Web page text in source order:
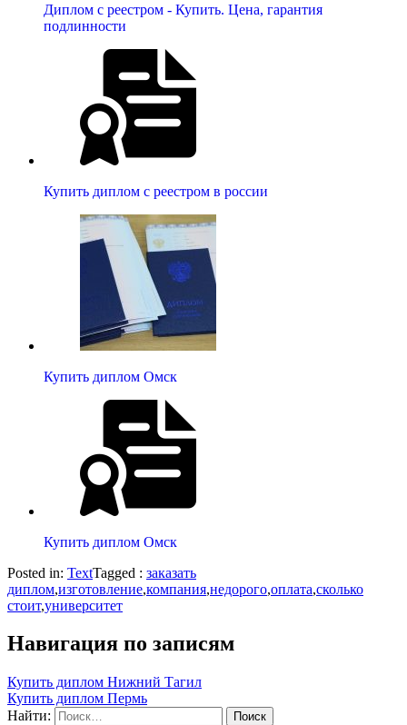
Диплом с реестром - Купить. Цена, гарантия
подлинности
Купить диплом с реестром в россии
Купить диплом Омск
Купить диплом Омск
Posted in: TextTagged : заказать
диплом,изготовление,компания,недорого,оплата,сколько
стоит,университет
Навигация по записям
Купить диплом Нижний Тагил
Купить диплом Пермь
Найти: